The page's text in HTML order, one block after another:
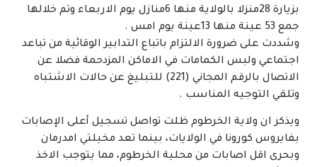
بزيارة 28منزلا بالولاية منها 6منازل يوم الاربعاء وتم خلالها
جمع 53 عينة منها 13عينة يوم امس .
وشددت على ضرورة الالتزام باتباع التدابير الوقائية من تباعد
اجتماعي ولبس الكمامات في الاماكن المزدحمة فضلا عن
الاتصال بالرقم المجاني (221) للتبليغ عن حالات الاشتباه
وتلقي التوجيه المناسب .
ويذكر ان ولاية الخرطوم ظلت تواصل تسجيل أعلى الإصابات
بفايروس كورونا في الولايات، بينما تعد مخيلتي امدرمان
وبحرى اقل اصابات من محلية الخرطوم، مما يتوجب الاخذ